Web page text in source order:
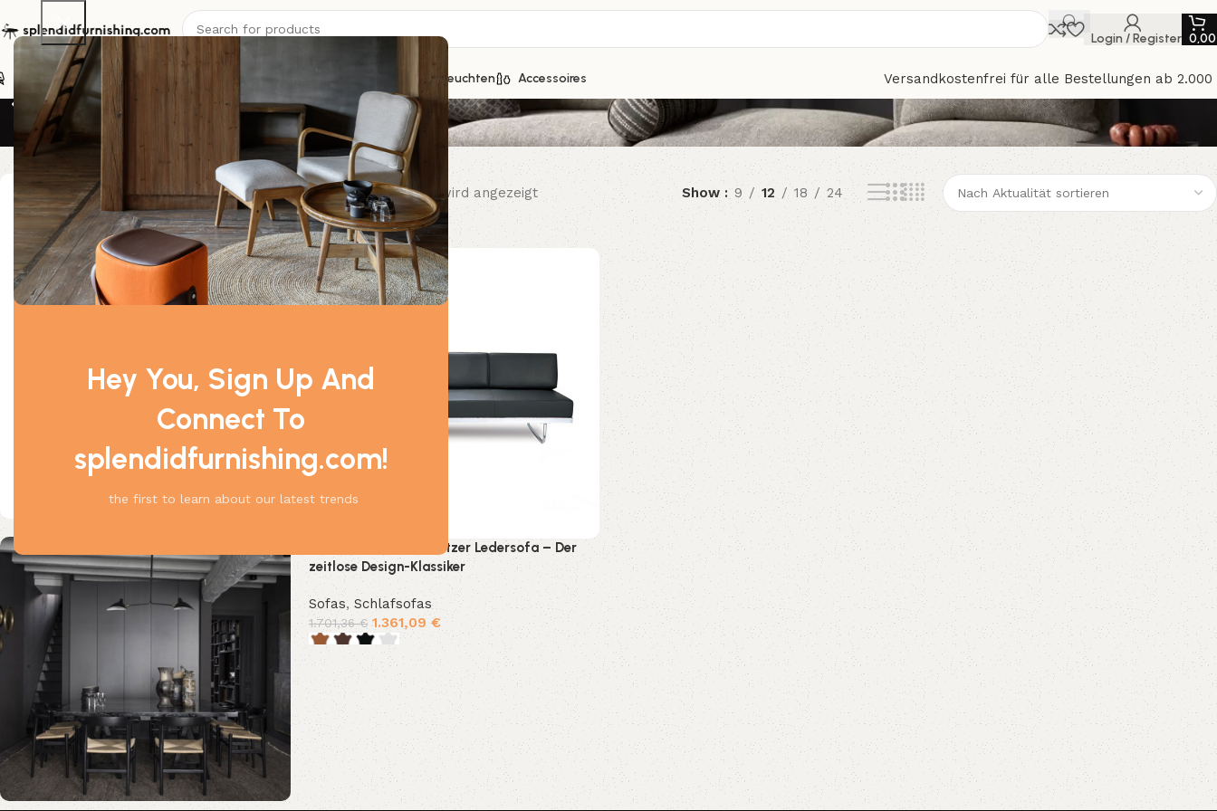
Hey You, Sign Up And
Connect To
splendidfurnishing.com!
the first to learn about our latest trends
Login / Register
Stühle Sessel Leuchten Accessoires Versandkostenfrei für alle Bestellungen ab 2.000
Schlafsofas
Filter By Price
Filter
Preis:1.360 €
Anilin-Leder darkbrown 1
Anilin-Leder schwarz 1
Einzelnes Ergebnis wird angezeigt Show 9 12 18 24
-20%
Schlafcouch LC5 3-Sitzer Ledersofa – Der
zeitlose Design-Klassiker
Sofas,Schlafsofas
1.701,36€ 1.361,09€
Ausführung wählen